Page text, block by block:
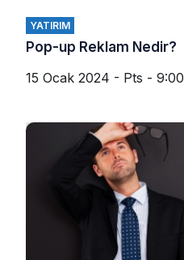
YATIRIM
Pop-up Reklam Nedir?
15 Ocak 2024 - Pts - 9:00